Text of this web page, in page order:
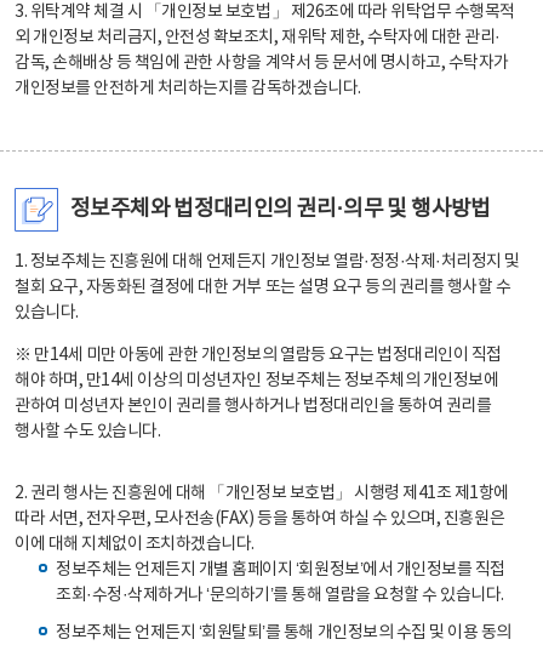
3. 위탁계약 체결 시 「개인정보 보호법」 제26조에 따라 위탁업무 수행목적
외 개인정보 처리금지, 안전성 확보조치, 재위탁 제한, 수탁자에 대한 관리·
감독, 손해배상 등 책임에 관한 사항을 계약서 등 문서에 명시하고, 수탁자가
개인정보를 안전하게 처리하는지를 감독하겠습니다.
정보주체와 법정대리인의 권리·의무 및 행사방법
1. 정보주체는 진흥원에 대해 언제든지 개인정보 열람·정정·삭제·처리정지 및
철회 요구, 자동화된 결정에 대한 거부 또는 설명 요구 등의 권리를 행사할 수
있습니다.
※ 만14세 미만 아동에 관한 개인정보의 열람등 요구는 법정대리인이 직접
해야 하며, 만14세 이상의 미성년자인 정보주체는 정보주체의 개인정보에
관하여 미성년자 본인이 권리를 행사하거나 법정대리인을 통하여 권리를
행사할 수도 있습니다.
2. 권리 행사는 진흥원에 대해 「개인정보 보호법」 시행령 제41조 제1항에
따라 서면, 전자우편, 모사전송(FAX) 등을 통하여 하실 수 있으며, 진흥원은
이에 대해 지체없이 조치하겠습니다.
정보주체는 언제든지 개별 홈페이지 ‘회원정보’에서 개인정보를 직접
조회·수정·삭제하거나 ‘문의하기’를 통해 열람을 요청할 수 있습니다.
정보주체는 언제든지 ‘회원탈퇴’를 통해 개인정보의 수집 및 이용 동의